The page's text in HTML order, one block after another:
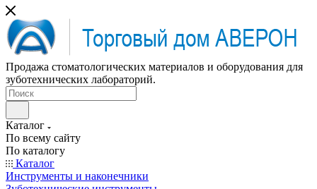
Продажа стоматологических материалов и оборудования для
зуботехнических лабораторий.
Каталог
По всему сайту
По каталогу
Каталог
Инструменты и наконечники